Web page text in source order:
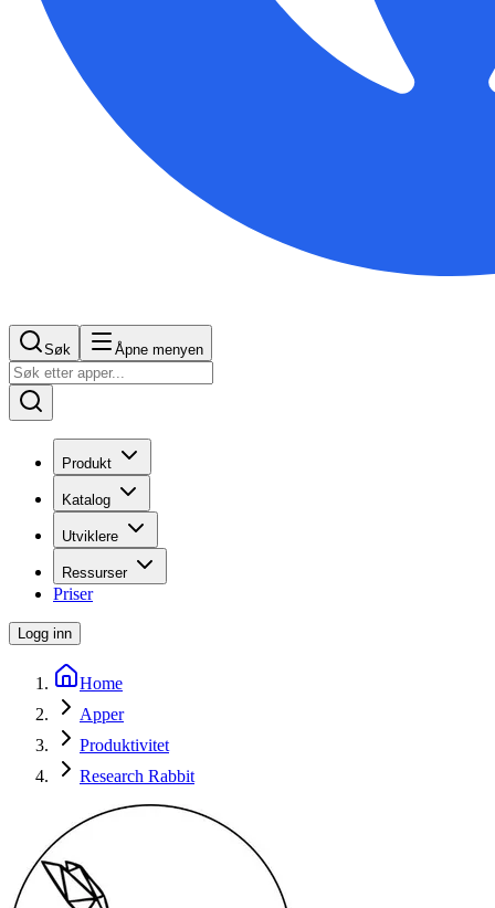
Søk Åpne menyen
Produkt
Katalog
Utviklere
Ressurser
Priser
Logg inn
Home
Apper
Produktivitet
Research Rabbit